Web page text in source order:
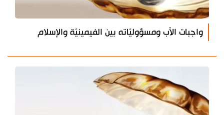
واجبات الأب ومسؤوليّاته بين الفيمينيّة والإسلام